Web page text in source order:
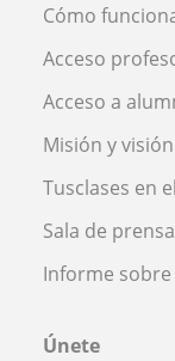
Cómo
Acceso
Acceso a
Misión y visión
Tusclases en
Sala de prensa
Informe
Únete